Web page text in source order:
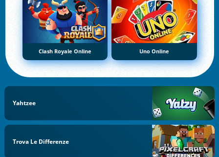
Clash Royale Online Uno Online
Yahtzee
Trova Le Differenze